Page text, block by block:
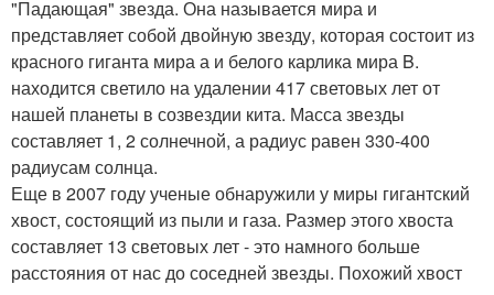
"Падающая" звезда. Она называется мира и
представляет собой двойную звезду, которая состоит из
красного гиганта мира а и белого карлика мира B.
находится светило на удалении 417 световых лет от
нашей планеты в созвездии кита. Масса звезды
составляет 1, 2 солнечной, а радиус равен 330-400
радиусам солнца.
Еще в 2007 году ученые обнаружили у миры гигантский
хвост, состоящий из пыли и газа. Размер этого хвоста
составляет 13 световых лет - это намного больше
расстояния от нас до соседней звезды. Похожий хвост